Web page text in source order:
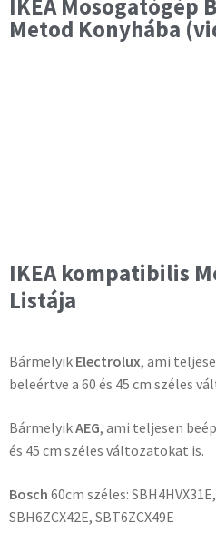
IKEA Mosogatógép
Metod Konyhába
IKEA kompatibilis
Listája
Bármelyik Electrolux, ami
beleértve a 60 és 45 cm széles
BármelyikAEG, ami teljesen
és 45 cm széles változatokat is.
Bosch 60cm széles:
SBH6ZCX42E, SBT6ZCX49E